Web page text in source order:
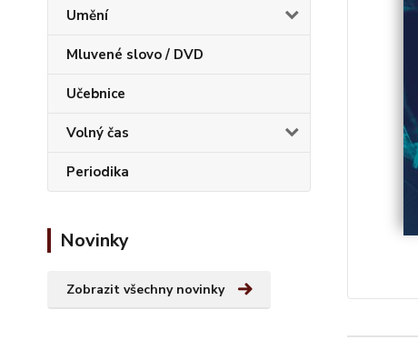
Umění
Mluvené slovo / DVD
Učebnice
Volný čas
Periodika
Novinky
Zobrazit všechny novinky